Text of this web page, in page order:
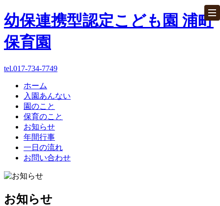
幼保連携型認定こども園 浦町
保育園
ホーム
パンフレット
お問い合わせ
入園あんない
tel.017-734-7749
ホーム
入園あんない
園のこと
保育のこと
お知らせ
年間行事
一日の流れ
お問い合わせ
お知らせ